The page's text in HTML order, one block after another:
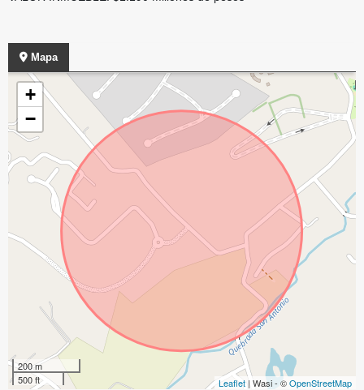
Mapa
+
−
200 m
500 ft
Leaflet | Wasi - ©OpenStreetMap